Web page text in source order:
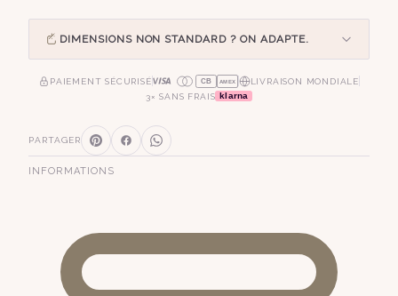
DIMENSIONS NON STANDARD ? ON ADAPTE.
PAIEMENT SÉCURISÉ CB AMEX
LIVRAISON MONDIALE
3× SANS FRAIS klarna
PARTAGER
INFORMATIONS